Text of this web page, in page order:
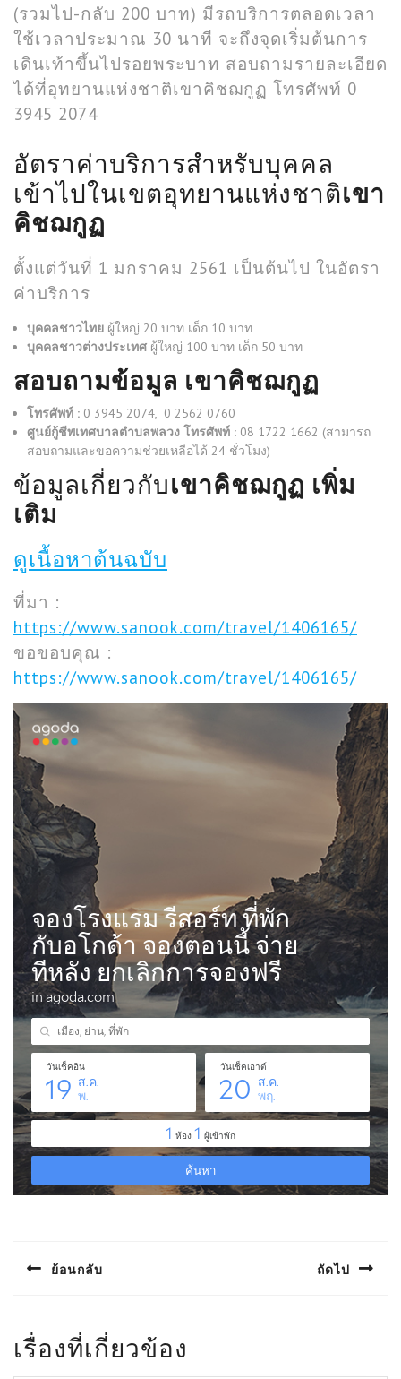
(รวมไป-กลับ 200 บาท) มีรถบริการตลอดเวลา
ใช้เวลาประมาณ 30 นาที จะถึงจุดเริ่มต้นการ
เดินเท้าขึ้นไปรอยพระบาท สอบถามรายละเอียด
ได้ที่อุทยานแห่งชาติเขาคิชฌกูฏ โทรศัพท์ 0
3945 2074
อัตราค่าบริการสำหรับบุคคล
เข้าไปในเขตอุทยานแห่งชาติเขา
คิชฌกูฏ
ตั้งแต่วันที่ 1 มกราคม 2561 เป็นต้นไป ในอัตรา
ค่าบริการ
บุคคลชาวไทย ผู้ใหญ่ 20 บาท เด็ก 10 บาท
บุคคลชาวต่างประเทศ ผู้ใหญ่ 100 บาท เด็ก 50 บาท
สอบถามข้อมูล เขาคิชฌกูฏ
โทรศัพท์ : 0 3945 2074, 0 2562 0760
ศูนย์กู้ชีพเทศบาลตำบลพลวง โทรศัพท์ : 08 1722 1662 (สามารถ
สอบถามและขอความช่วยเหลือได้ 24 ชั่วโมง)
ข้อมูลเกี่ยวกับเขาคิชฌกูฏ เพิ่ม
เติม
ดูเนื้อหาต้นฉบับ
ที่มา :
https://www.sanook.com/travel/1406165/
ขอขอบคุณ :
https://www.sanook.com/travel/1406165/
เรื่องย้อนกลับ ถัดไป
เรื่องที่เกี่ยวข้อง